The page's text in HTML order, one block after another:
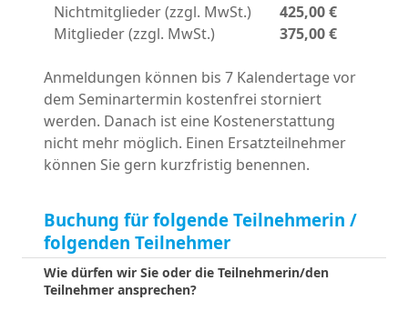
Nichtmitglieder (zzgl. MwSt.)
425,00 €
Mitglieder (zzgl. MwSt.)
375,00 €
Anmeldungen können bis 7 Kalendertage vor
dem Seminartermin kostenfrei storniert
werden. Danach ist eine Kostenerstattung
nicht mehr möglich. Einen Ersatzteilnehmer
können Sie gern kurzfristig benennen.
Buchung für folgende Teilnehmerin /
folgenden Teilnehmer
Wie dürfen wir Sie oder die Teilnehmerin/den
Teilnehmer ansprechen?